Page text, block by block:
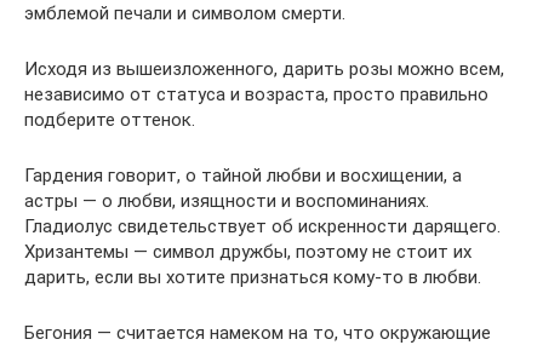
эмблемой печали и символом смерти.
Исходя из вышеизложенного, дарить розы можно всем,
независимо от статуса и возраста, просто правильно
подберите оттенок.
Гардения говорит, о тайной любви и восхищении, а
астры — о любви, изящности и воспоминаниях.
Гладиолус свидетельствует об искренности дарящего.
Хризантемы — символ дружбы, поэтому не стоит их
дарить, если вы хотите признаться кому-то в любви.
Бегония — считается намеком на то, что окружающие